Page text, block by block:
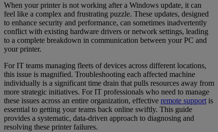
When your printer is not working after a Windows update, it can
feel like a complex and frustrating puzzle. These updates, designed
to enhance security and performance, can sometimes inadvertently
conflict with existing hardware drivers or network settings, leading
to a complete breakdown in communication between your PC and
your printer.
For IT teams managing fleets of devices across different locations,
this issue is magnified. Troubleshooting each affected machine
individually is a significant time drain that pulls resources away from
more strategic initiatives. For IT professionals who need to manage
these issues across an entire organization, effective remote support is
essential to getting your teams back online swiftly. This guide
provides a systematic, data-driven approach to diagnosing and
resolving these printer failures.